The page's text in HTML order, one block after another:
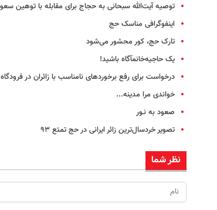
توصیه آیت‌الله سبحانی به حجاج برای مقابله با توهین
اینفوگرافی مناسک حج
تارک حج، کور محشور می‏‌شود
یک حاجیه‌خانمآگاه باشید!
درخواست برای رفع برخوردهای نامناسب با زائران در
خواندی مرا مدینه...
صعود به نـور
تصویر خردسال‌ترین زائر ایرانی در حج تمتع ۹۳
نظر شما